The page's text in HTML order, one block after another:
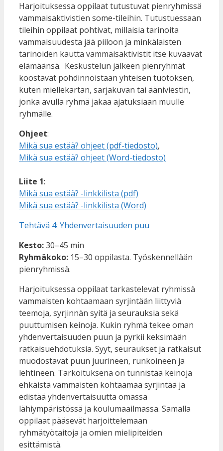
Harjoituksessa oppilaat tutustuvat pienryhmissä
vammaisaktivistien some-tileihin. Tutustuessaan
tileihin oppilaat pohtivat, millaisia tarinoita
vammaisuudesta jää piiloon ja minkälaisten
tarinoiden kautta vammaisaktivistit itse kuvaavat
elämäänsä. Keskustelun jälkeen pienryhmät
koostavat pohdinnoistaan yhteisen tuotoksen,
kuten miellekartan, sarjakuvan tai ääniviestin,
jonka avulla ryhmä jakaa ajatuksiaan muulle
ryhmälle.
Ohjeet:
Mikä sua estää? ohjeet (pdf-tiedosto),
Mikä sua estää? ohjeet (Word-tiedosto)
Liite 1:
Mikä sua estää? -linkkilista (pdf)
Mikä sua estää? -linkkilista (Word)
Tehtävä 4: Yhdenvertaisuuden puu
Kesto:30–45 min
Ryhmäkoko: 15–30 oppilasta. Työskennellään
pienryhmissä.
Harjoituksessa oppilaat tarkastelevat ryhmissä
vammaisten kohtaamaan syrjintään liittyviä
teemoja, syrjinnän syitä ja seurauksia sekä
puuttumisen keinoja. Kukin ryhmä tekee oman
yhdenvertaisuuden puun ja pyrkii keksimään
ratkaisuehdotuksia. Syyt, seuraukset ja ratkaisut
muodostavat puun juurineen, runkoineen ja
lehtineen. Tarkoituksena on tunnistaa keinoja
ehkäistä vammaisten kohtaamaa syrjintää ja
edistää yhdenvertaisuutta omassa
lähiympäristössä ja koulumaailmassa. Samalla
oppilaat pääsevät harjoittelemaan
ryhmätyötaitoja ja omien mielipiteiden
esittämistä.